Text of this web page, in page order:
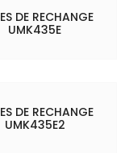
DE RECHANGE
UMK435E
DE RECHANGE
UMK435E2